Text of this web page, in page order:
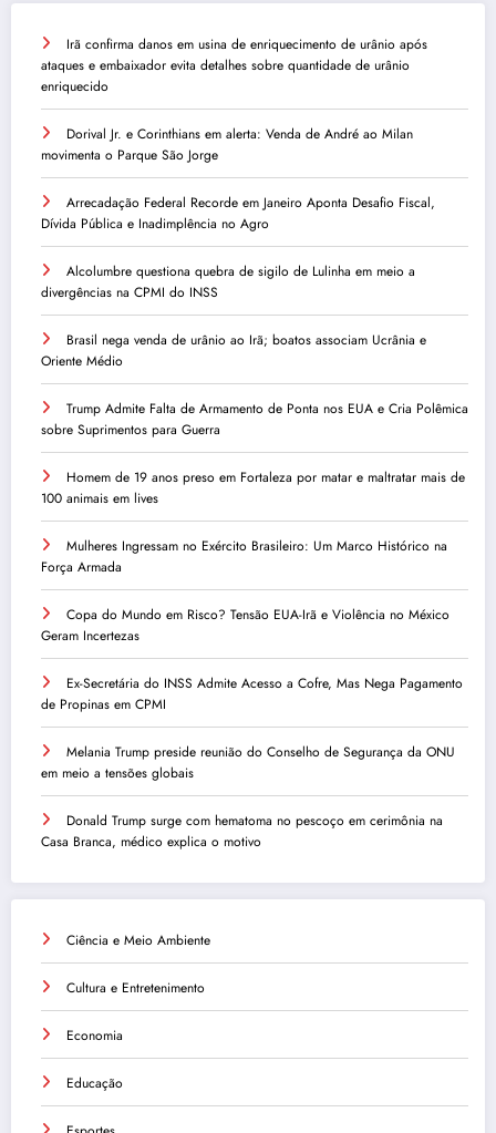
Irã confirma danos em usina de enriquecimento de urânio após
ataques e embaixador evita detalhes sobre quantidade de urânio
enriquecido
Dorival Jr. e Corinthians em alerta: Venda de André ao Milan
movimenta o Parque São Jorge
Arrecadação Federal Recorde em Janeiro Aponta Desafio Fiscal,
Dívida Pública e Inadimplência no Agro
Alcolumbre questiona quebra de sigilo de Lulinha em meio a
divergências na CPMI do INSS
Brasil nega venda de urânio ao Irã; boatos associam Ucrânia e
Oriente Médio
Trump Admite Falta de Armamento de Ponta nos EUA e Cria Polêmica
sobre Suprimentos para Guerra
Homem de 19 anos preso em Fortaleza por matar e maltratar mais de
100 animais em lives
Mulheres Ingressam no Exército Brasileiro: Um Marco Histórico na
Força Armada
Copa do Mundo em Risco? Tensão EUA-Irã e Violência no México
Geram Incertezas
Ex-Secretária do INSS Admite Acesso a Cofre, Mas Nega Pagamento
de Propinas em CPMI
Melania Trump preside reunião do Conselho de Segurança da ONU
em meio a tensões globais
Donald Trump surge com hematoma no pescoço em cerimônia na
Casa Branca, médico explica o motivo
Ciência e Meio Ambiente
Cultura e Entretenimento
Economia
Educação